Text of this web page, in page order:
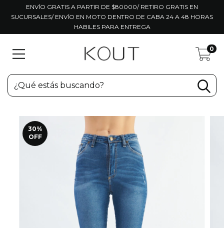
ENVÍO GRATIS A PARTIR DE $80000/ RETIRO GRATIS EN
SUCURSALES/ ENVÍO EN MOTO DENTRO DE CABA 24 A 48 HORAS
HABILES PARA ENTREGA
0
30%
OFF